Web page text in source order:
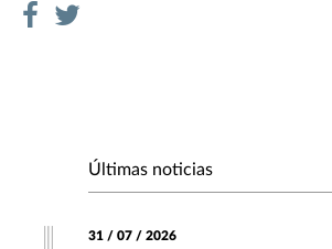
Últimas noticias
31 / 07 / 2026